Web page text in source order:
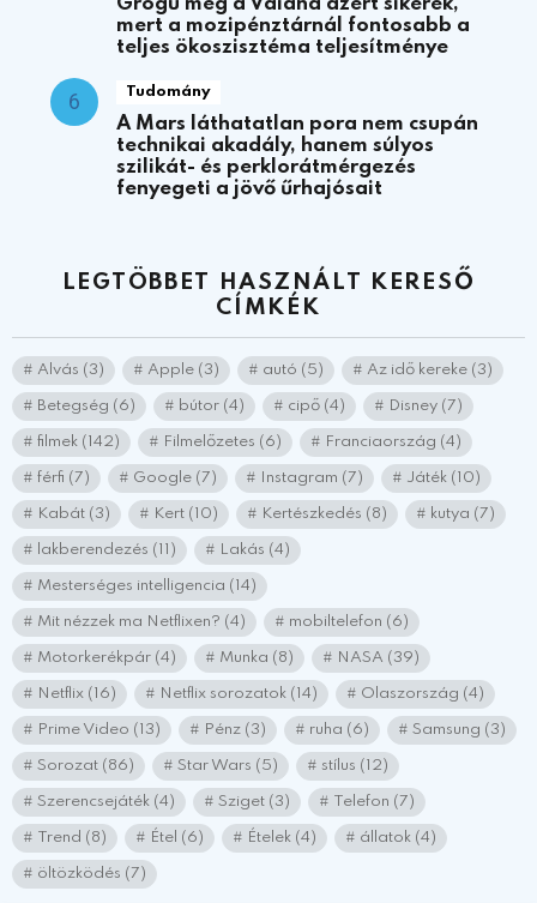
Grogu meg a Vaiana azért sikerek,
mert a mozipénztárnál fontosabb a
teljes ökoszisztéma teljesítménye
Tudomány
A Mars láthatatlan pora nem csupán
technikai akadály, hanem súlyos
szilikát- és perklorátmérgezés
fenyegeti a jövő űrhajósait
LEGTÖBBET HASZNÁLT KERESŐ
CÍMKÉK
Alvás (3) Apple (3) autó (5) Az idő kereke (3)
Betegség (6) bútor (4) cipő (4) Disney (7)
filmek (142) Filmelőzetes (6) Franciaország (4)
férfi (7) Google (7) Instagram (7) Játék (10)
Kabát (3) Kert (10) Kertészkedés (8) kutya (7)
lakberendezés (11) Lakás (4)
Mesterséges intelligencia (14)
Mit nézzek ma Netflixen? (4) mobiltelefon (6)
Motorkerékpár (4) Munka (8) NASA (39)
Netflix (16) Netflix sorozatok (14) Olaszország (4)
Prime Video (13) Pénz (3) ruha (6) Samsung (3)
Sorozat (86) Star Wars (5) stílus (12)
Szerencsejáték (4) Sziget (3) Telefon (7)
Trend (8) Étel (6) Ételek (4) állatok (4)
öltözködés (7)